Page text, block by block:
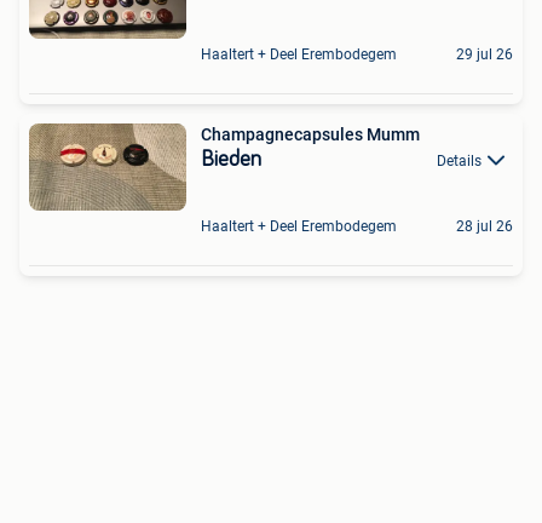
Haaltert + Deel Erembodegem 29 jul 26
Champagnecapsules Mumm
Bieden Details
Haaltert + Deel Erembodegem 28 jul 26